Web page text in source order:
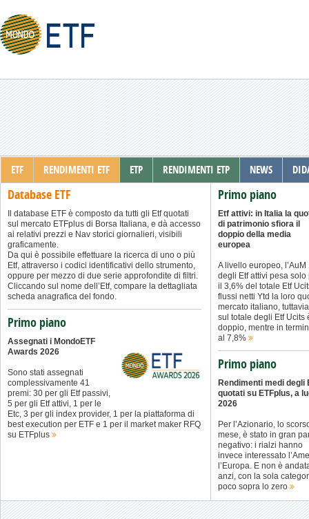
ETF RENDIMENTI ETF ETP RENDIMENTI ETP NEWS
Database ETF
Il database ETF è composto da tutti gli Etf quotati
sul mercato ETFplus di Borsa Italiana, e dà accesso
ai relativi prezzi e Nav storici giornalieri, visibili
graficamente.
Da qui è possibile effettuare la ricerca di uno o più
Etf, attraverso i codici identificativi dello strumento,
oppure per mezzo di due serie approfondite di filtri.
Cliccando sul nome dell’Etf, compare la dettagliata
scheda anagrafica del fondo.
Primo piano
Assegnati i MondoETF
Awards 2026
Sono stati assegnati
complessivamente 41
premi: 30 per gli Etf passivi,
5 per gli Etf attivi, 1 per le
Etc, 3 per gli index provider, 1 per la piattaforma di
best execution per ETF e 1 per il market maker RFQ
su ETFplus
Primo piano
Etf attivi: in Italia la
di patrimonio sfiora il
doppio della media
europea
A livello europeo, l’AuM
degli Etf attivi pesa solo
il 3,6% del totale Etf
flussi netti Ytd la loro
mercato italiano,
sul totale degli Etf Ucits
doppio, mentre in
al 7,8%
Primo piano
Rendimenti medi degli
quotati su ETFplus, a
2026
Per l’Azionario, lo
mese, è stato in gran
negativo: i rialzi hanno
invece interessato
l’Europa. E non è
anzi, con la sola
poco sopra lo zero